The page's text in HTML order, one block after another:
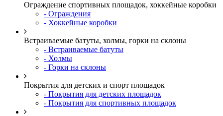
Ограждение спортивных площадок, хоккейные коробки
- Ограждения
- Хоккейные коробки
Встраиваемые батуты, холмы, горки на склоны
- Встраиваемые батуты
- Холмы
- Горки на склоны
Покрытия для детских и спорт площадок
- Покрытия для детских площадок
- Покрытия для спортивных площадок